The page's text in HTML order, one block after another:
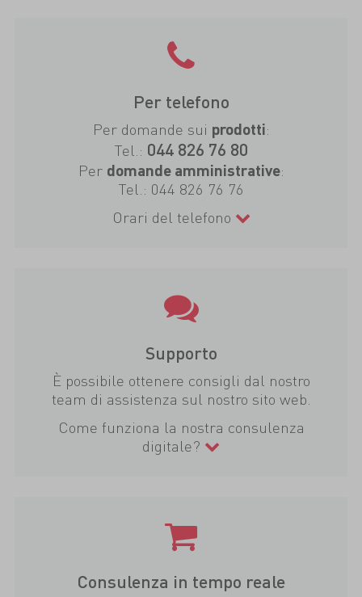
Per telefono
Per domande sui prodotti:
Tel.: 044 826 76 80
Per domande amministrative:
Tel.: 044 826 76 76
Orari del telefono
Supporto
È possibile ottenere consigli dal nostro
team di assistenza sul nostro sito web.
Come funziona la nostra consulenza
digitale?
Consulenza in tempo reale